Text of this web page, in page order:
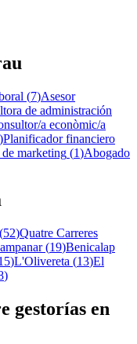
(7)Asesor
de administración
a econòmic/a
)Planificador financiero
marketing (1)Abogado
(52)Quatre Carreres
(19)Benicalap
)L'Olivereta (13)El
)
gestorías en